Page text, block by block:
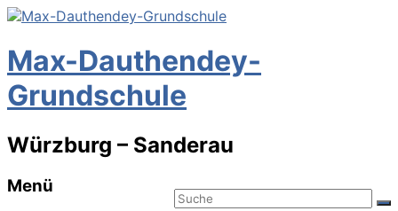
Max-Dauthendey-
Grundschule
Würzburg – Sanderau
Menü